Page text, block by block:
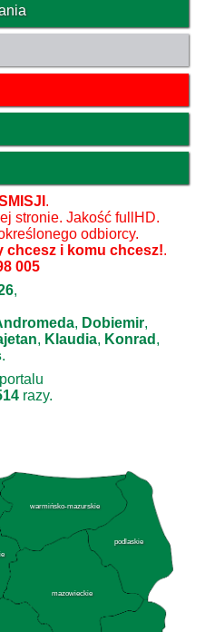
.
stronie. Jakość fullHD.
odbiorcy.
chcesz i komu chcesz!.
005
,
, Dobiemir,
, Klaudia, Konrad ,
.
razy.
warmińsko-mazurskie
mazowieckie
podlaskie